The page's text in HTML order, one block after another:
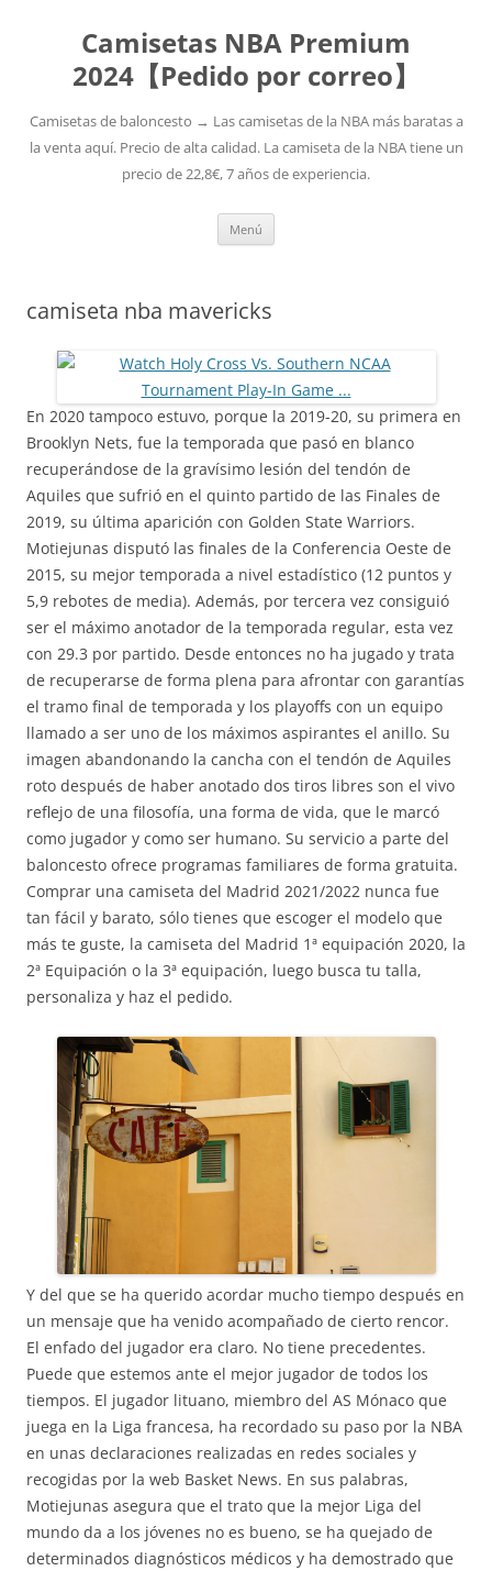
Camisetas NBA Premium
2024【Pedido por correo】
Camisetas de baloncesto → Las camisetas de la NBA más baratas a
la venta aquí. Precio de alta calidad. La camiseta de la NBA tiene un
precio de 22,8€, 7 años de experiencia.
Menú
camiseta nba mavericks
En 2020 tampoco estuvo, porque la 2019-20, su primera en
Brooklyn Nets, fue la temporada que pasó en blanco
recuperándose de la gravísimo lesión del tendón de
Aquiles que sufrió en el quinto partido de las Finales de
2019, su última aparición con Golden State Warriors.
Motiejunas disputó las finales de la Conferencia Oeste de
2015, su mejor temporada a nivel estadístico (12 puntos y
5,9 rebotes de media). Además, por tercera vez consiguió
ser el máximo anotador de la temporada regular, esta vez
con 29.3 por partido. Desde entonces no ha jugado y trata
de recuperarse de forma plena para afrontar con garantías
el tramo final de temporada y los playoffs con un equipo
llamado a ser uno de los máximos aspirantes el anillo. Su
imagen abandonando la cancha con el tendón de Aquiles
roto después de haber anotado dos tiros libres son el vivo
reflejo de una filosofía, una forma de vida, que le marcó
como jugador y como ser humano. Su servicio a parte del
baloncesto ofrece programas familiares de forma gratuita.
Comprar una camiseta del Madrid 2021/2022 nunca fue
tan fácil y barato, sólo tienes que escoger el modelo que
más te guste, la camiseta del Madrid 1ª equipación 2020, la
2ª Equipación o la 3ª equipación, luego busca tu talla,
personaliza y haz el pedido.
Y del que se ha querido acordar mucho tiempo después en
un mensaje que ha venido acompañado de cierto rencor.
El enfado del jugador era claro. No tiene precedentes.
Puede que estemos ante el mejor jugador de todos los
tiempos. El jugador lituano, miembro del AS Mónaco que
juega en la Liga francesa, ha recordado su paso por la NBA
en unas declaraciones realizadas en redes sociales y
recogidas por la web Basket News. En sus palabras,
Motiejunas asegura que el trato que la mejor Liga del
mundo da a los jóvenes no es bueno, se ha quejado de
determinados diagnósticos médicos y ha demostrado que